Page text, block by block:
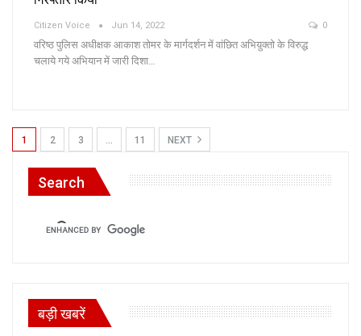
Citizen Voice Jun 14, 2022 0
वरिष्ठ पुलिस अधीक्षक आकाश तोमर के मार्गदर्शन में वांछित अभिय़ुक्तो के विरुद्ध
चलाये गये अभियान में जारी दिशा…
1 2 3 … 11 NEXT
Search
बड़ी खबरें